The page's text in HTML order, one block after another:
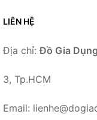
LIÊN HỆ
Địa chỉ:Đồ Gia
3, Tp.HCM
Email: